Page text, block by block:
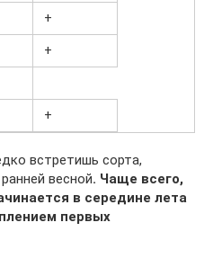
+
+
+
встретишь сорта,
весной. Чаще всего,
в середине лета
первых